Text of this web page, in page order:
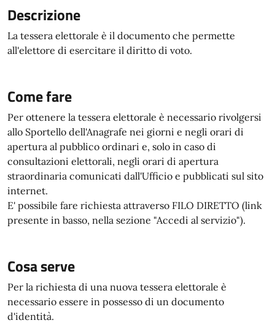
Descrizione
La tessera elettorale è il documento che permette
all'elettore di esercitare il diritto di voto.
Come fare
Per ottenere la tessera elettorale è necessario rivolgersi
allo Sportello dell'Anagrafe nei giorni e negli orari di
apertura al pubblico ordinari e, solo in caso di
consultazioni elettorali, negli orari di apertura
straordinaria comunicati dall'Ufficio e pubblicati sul sito
internet.
E' possibile fare richiesta attraverso FILO DIRETTO (link
presente in basso, nella sezione "Accedi al servizio").
Cosa serve
Per la richiesta di una nuova tessera elettorale è
necessario essere in possesso di un documento
d'identità.